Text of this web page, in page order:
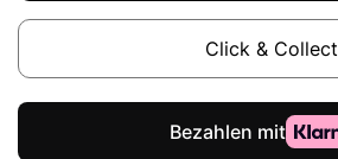
Click & Collect